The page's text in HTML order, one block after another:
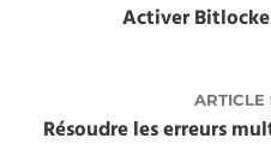
Activer
ARTICLE
Résoudre les erreurs